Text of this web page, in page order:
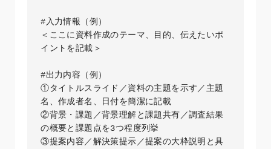
#入力情報（例）
＜ここに資料作成のテーマ、目的、伝えたいポ
イントを記載＞
#出力内容（例）
①タイトルスライド／資料の主題を示す／主題
名、作成者名、日付を簡潔に記載
②背景・課題／背景理解と課題共有／調査結果
の概要と課題点を3つ程度列挙
③提案内容／解決策提示／提案の大枠説明と具